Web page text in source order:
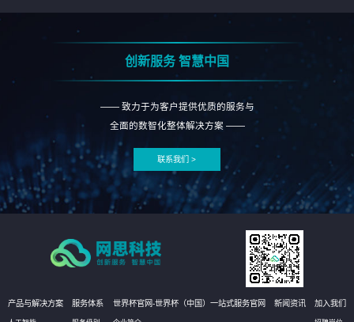
创新服务 智慧中国
—— 致力于为客户提供优质的服务与
全面的数智化整体解决方案 ——
联系我们 >
产品与解决方案 服务体系 世界杯官网-世界杯（中国）一站式服务官网 新闻资讯 加入我们